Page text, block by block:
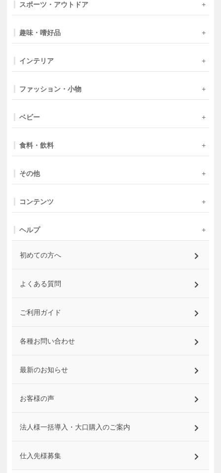
スポーツ・アウトドア
趣味・嗜好品
インテリア
ファッション・小物
ベビー
食料・飲料
その他
コンテンツ
ヘルプ
初めての方へ
よくある質問
ご利用ガイド
各種お問い合わせ
最新のお知らせ
お客様の声
法人様一括導入・大口購入のご案内
仕入先様募集